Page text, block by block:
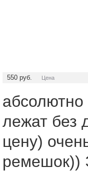
550 руб. Цена
лежат без
цену)
ремешок))